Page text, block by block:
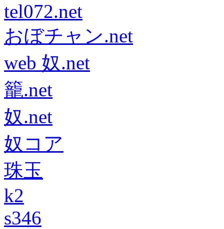
tel072.net
おぼチャン.net
web 奴.net
籠.net
奴.net
奴コア
珠玉
k2
s346